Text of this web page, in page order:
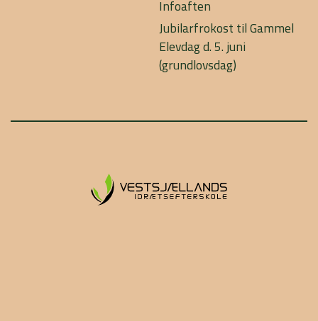
Infoaften
Jubilarfrokost til Gammel
Elevdag d. 5. juni
(grundlovsdag)